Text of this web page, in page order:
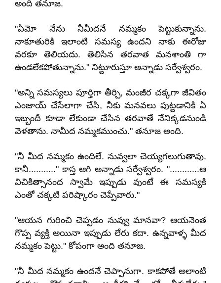
అంది తనూజ.
"ఏమో నేను నీమీదనే నమ్మకం పెట్టుకున్నాను.
నాకూతురికి ఇలాంటి సమస్య ఉందని నాకు ఈరోజు
వరకూ తెలియదు. తెలిసిన తరవాత మనశాంతి గా
ఉండలేకపోతున్నాను." నిట్టూరుస్తూ అన్నాడు సర్వేశ్వరం.
"అన్ని సమస్యలు పూర్తిగా తీర్చి, మంజీర చక్కగా జీవితం
ఎంజాయ్ చేసేలాగా చేసి, నీకు మనవలు పుట్టడానికి ఏ
ఇబ్బందీ కూడా లేకుండా చేసిన తరవాతే నేనిక్కడనుండి
వెళతాను. నామీద నమ్మకముంచు." తనూజ అంది.
"నీ మీద నమ్మకం ఉందిలే. నువ్వలా చెయ్యగలుగుతావు.
కానీ..........." కాస్త ఆగి అన్నాడు సర్వేశ్వరం. "............ఆ
విచికిత్సానంద స్వామే ఇప్పుడు వుంటే ఈ సమస్యకి
ఎంతో చక్కటి పరిష్కారం చెప్పేవారు."
"ఆయన గురించి చెప్పడం నువ్వు మానవా? ఆయనెంత
గొప్ప వ్యక్తి అయినా ఇప్పుడు లేరు కదా. ఉన్నవాళ్ళ మీద
నమ్మకం పెట్టు." కోపంగా అంది తనూజ.
"నీ మీద నమ్మకం ఉందనే చెప్పానుగా. కాకపోతే అలాంటి